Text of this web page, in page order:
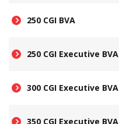
250 CGI BVA
250 CGI Executive BVA
300 CGI Executive BVA
350 CGI Executive BVA